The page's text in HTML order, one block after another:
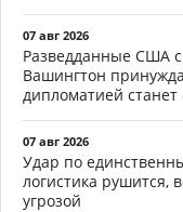
07 авг 2026
Разведданные США
Вашингтон
дипломатией
07 авг 2026
Удар по
логистика рушится,
угрозой